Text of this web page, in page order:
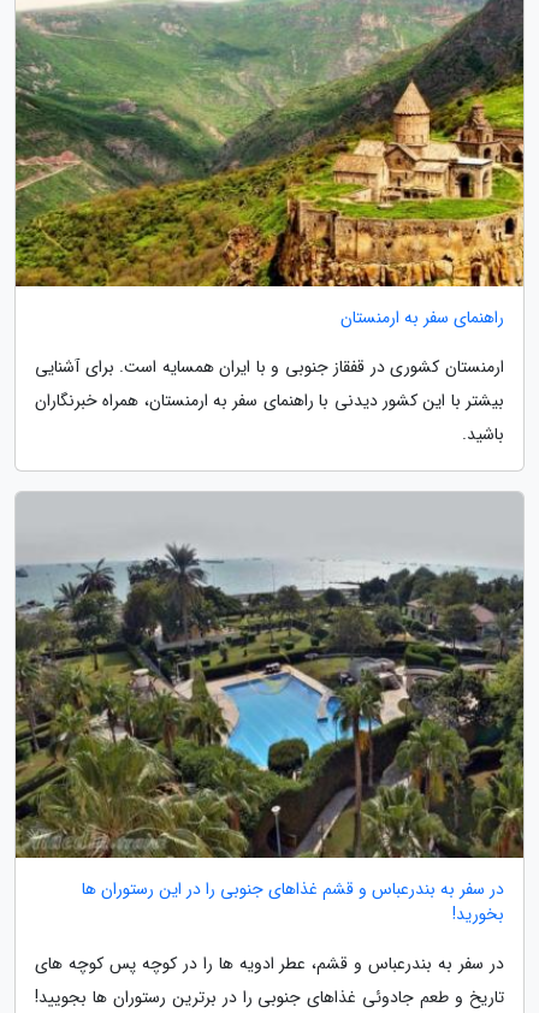
راهنمای سفر به ارمنستان
ارمنستان کشوری در قفقاز جنوبی و با ایران همسایه است. برای آشنایی
بیشتر با این کشور دیدنی با راهنمای سفر به ارمنستان، همراه خبرنگاران
باشید.
در سفر به بندرعباس و قشم غذاهای جنوبی را در این رستوران ها
بخورید!
در سفر به بندرعباس و قشم، عطر ادویه ها را در کوچه پس کوچه های
تاریخ و طعم جادوئی غذاهای جنوبی را در برترین رستوران ها بجویید!